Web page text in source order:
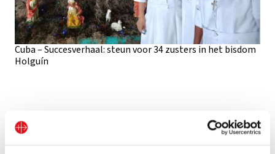
Cuba – Succesverhaal: steun voor 34 zusters in het bisdom
Holguín